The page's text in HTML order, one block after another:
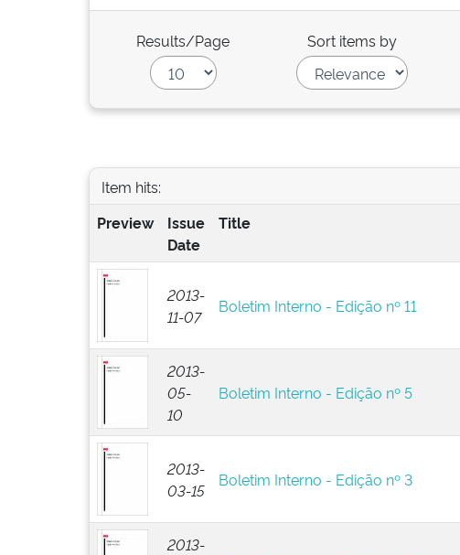
Results/Page Sort items by
Item hits:
Preview
Issue
Date
Title
2013-
11-07
Boletim Interno - Edição nº 11
2013-
05-
10
Boletim Interno - Edição nº 5
2013-
03-15
Boletim Interno - Edição nº 3
2013-